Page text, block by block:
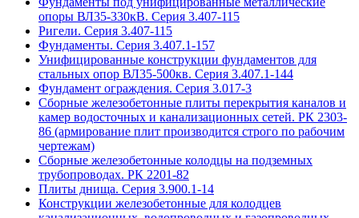
опоры ВЛ35-330кВ. Серия 3.407-115
Ригели. Серия 3.407-115
Фундаменты. Серия 3.407.1-157
Унифицированные конструкции фундаментов для
стальных опор ВЛ35-500кв. Серия 3.407.1-144
Фундамент ограждения. Серия 3.017-3
Сборные железобетонные плиты перекрытия каналов и
камер водосточных и канализационных сетей. РК 2303-
86 (армирование плит производится строго по рабочим
чертежам)
Сборные железобетонные колодцы на подземных
трубопроводах. РК 2201-82
Плиты днища. Серия 3.900.1-14
Конструкции железобетонные для колодцев